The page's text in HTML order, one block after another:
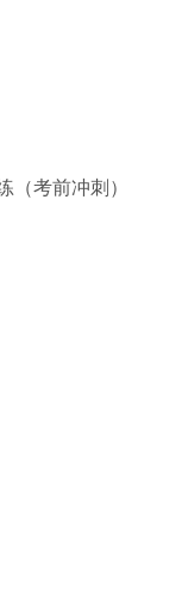
（考前冲刺）